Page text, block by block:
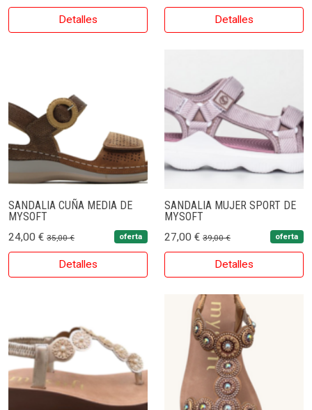
Detalles Detalles
SANDALIA CUÑA MEDIA DE
MYSOFT
24,00 € 35,00 € oferta
Detalles
SANDALIA MUJER SPORT DE
MYSOFT
27,00 € 39,00 € oferta
Detalles